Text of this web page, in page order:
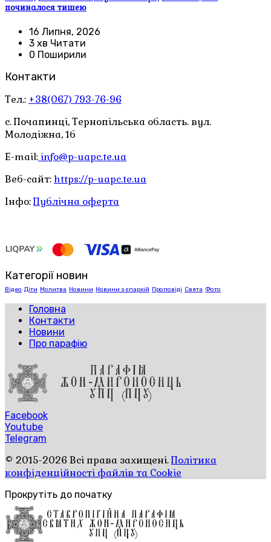
починалося тишею
16 Липня, 2026
3 хв Читати
0 Поширили
Контакти
Тел.: +38(067) 793-76-96
с. Почапинці, Тернопільська область. вул.
Молодіжна, 1б
E-mail: info@p-uapc.te.ua
Веб-сайт: https://p-uapc.te.ua
Інфо:Публічна оферта
Категорії новин
Відео Діти Молитва Новини Новини з єпархій Проповіді Свята Фото
Головна
Контакти
Новини
Про парафію
Facebook
Youtube
Telegram
© 2015-2026 Всі права захищені.Політика
конфіденційності файлів та Cookie
Прокрутіть до початку